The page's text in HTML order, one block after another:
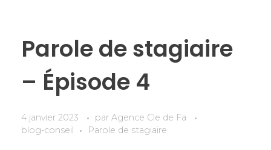
Parole de stagiaire
– Épisode 4
4 janvier 2023 par Agence Cle de Fa
blog-conseil
Parole de stagiaire